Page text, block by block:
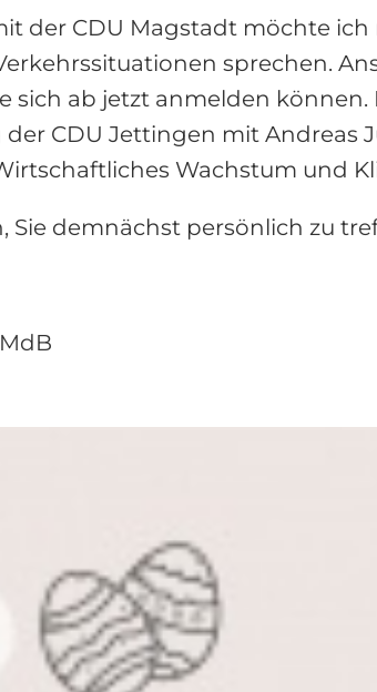
der CDU Magstadt möchte
sprechen.
sich ab jetzt anmelden
CDU Jettingen mit Andreas
Wachstum und
Sie demnächst persönlich zu